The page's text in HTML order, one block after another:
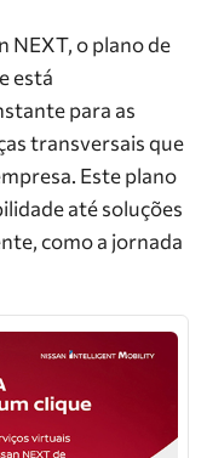
NEXT, o plano de
está
para as
transversais que
Este plano
até soluções
como a jornada